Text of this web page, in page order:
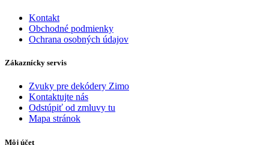
Kontakt
Obchodné podmienky
Ochrana osobných údajov
Zákaznícky servis
Zvuky pre dekódery Zimo
Kontaktujte nás
Odstúpiť od zmluvy tu
Mapa stránok
Môj účet